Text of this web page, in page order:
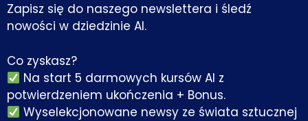
Zapisz się do naszego newslettera i śledź
nowości w dziedzinie AI.
Co zyskasz?
Na start 5 darmowych kursów AI z
potwierdzeniem ukończenia + Bonus.
Wyselekcjonowane newsy ze świata sztucznej